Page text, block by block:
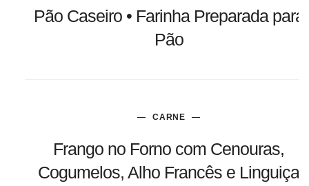
Pão Caseiro • Farinha Preparada para
Pão
CARNE
Frango no Forno com Cenouras,
Cogumelos, Alho Francês e Linguiça